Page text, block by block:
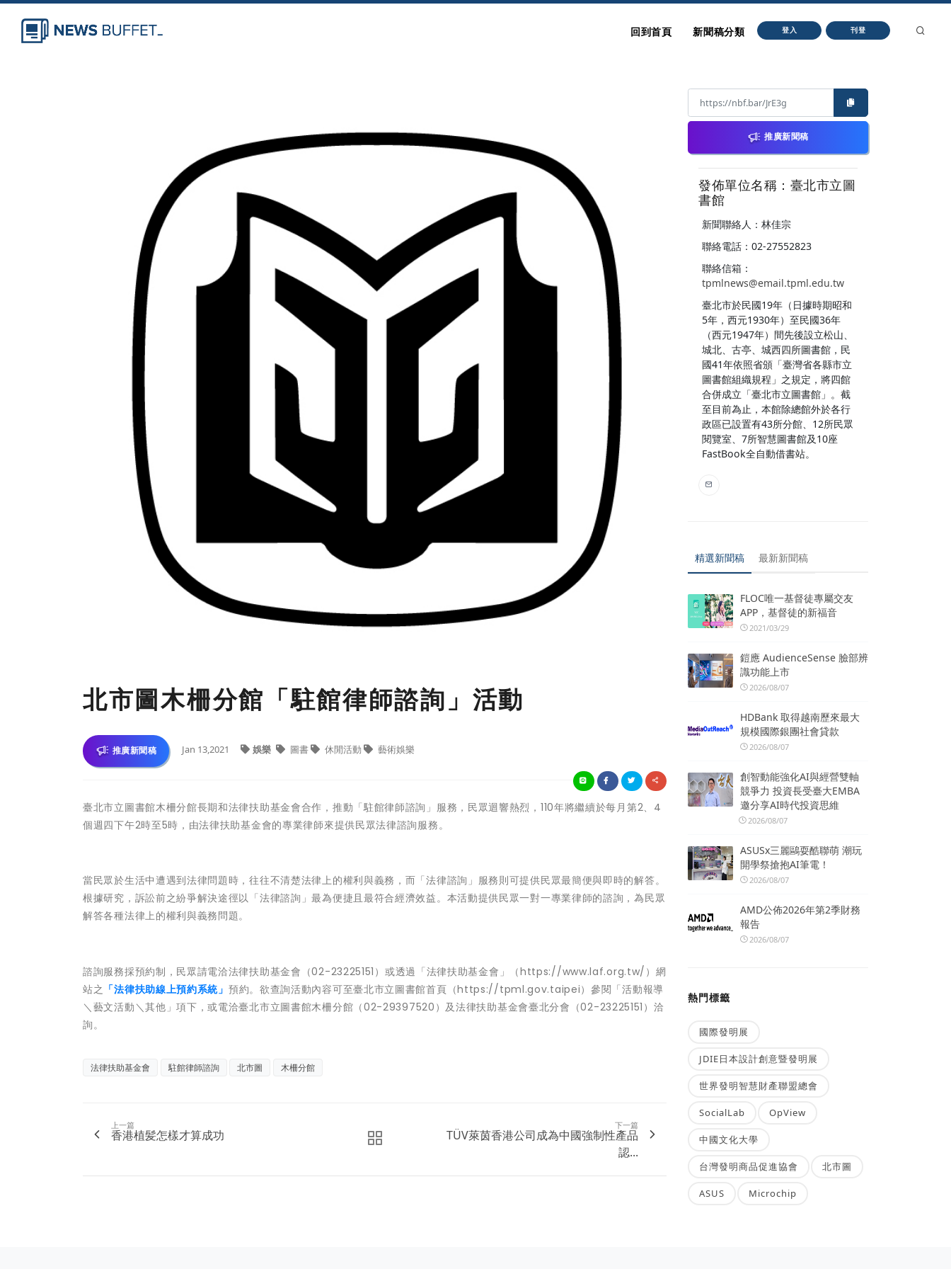
回到首頁 新聞稿分類 登入 刊登
北市圖木柵分館「駐館律師諮詢」活動
推廣新聞稿 Jan 13,2021 娛樂 圖書 休閒活動 藝術娛樂
臺北市立圖書館木柵分館長期和法律扶助基金會合作，推動「駐館律師諮詢」服務，民眾迴響熱烈，110年將繼續於每月第2、4
個週四下午2時至5時，由法律扶助基金會的專業律師來提供民眾法律諮詢服務。
當民眾於生活中遭遇到法律問題時，往往不清楚法律上的權利與義務，而「法律諮詢」服務則可提供民眾最簡便與即時的解答。
根據研究，訴訟前之紛爭解決途徑以「法律諮詢」最為便捷且最符合經濟效益。本活動提供民眾一對一專業律師的諮詢，為民眾
解答各種法律上的權利與義務問題。
諮詢服務採預約制，民眾請電洽法律扶助基金會（02-23225151）或透過「法律扶助基金會」（https://www.laf.org.tw/）網
站之 「法律扶助線上預約系統」 預約。欲查詢活動內容可至臺北市立圖書館首頁（https://tpml.gov.taipei）參閱「活動報導
＼藝文活動＼其他」項下，或電洽臺北市立圖書館木柵分館（02-29397520）及法律扶助基金會臺北分會（02-23225151）洽
詢。
法律扶助基金會 駐館律師諮詢 北市圖 木柵分館
上一篇
香港植髪怎樣才算成功
下一篇
TÜV萊茵香港公司成為中國強制性產品
認...
推廣新聞稿
發佈單位名稱：臺北市立圖
書館
新聞聯絡人：林佳宗
聯絡電話：02-27552823
聯絡信箱：
tpmlnews@email.tpml.edu.tw
臺北市於民國19年（日據時期昭和
5年，西元1930年）至民國36年
（西元1947年）間先後設立松山、
城北、古亭、城西四所圖書館，民
國41年依照省頒「臺灣省各縣市立
圖書館組織規程」之規定，將四館
合併成立「臺北市立圖書館」。截
至目前為止，本館除總館外於各行
政區已設置有43所分館、12所民眾
閱覽室、7所智慧圖書館及10座
FastBook全自動借書站。
精選新聞稿 最新新聞稿
FLOC唯一基督徒專屬交友
APP，基督徒的新福音
2021/03/29
鎧應 AudienceSense 臉部辨
識功能上市
2026/08/07
HDBank 取得越南歷來最大
規模國際銀團社會貸款
2026/08/07
創智動能強化AI與經營雙軸
競爭力 投資長受臺大EMBA
邀分享AI時代投資思維
2026/08/07
ASUSx三麗鷗耍酷聯萌 潮玩
開學祭搶抱AI筆電！
2026/08/07
AMD公佈2026年第2季財務
報告
2026/08/07
熱門標籤
國際發明展
JDIE日本設計創意暨發明展
世界發明智慧財產聯盟總會
SocialLab OpView
中國文化大學
台灣發明商品促進協會 北市圖
ASUS Microchip